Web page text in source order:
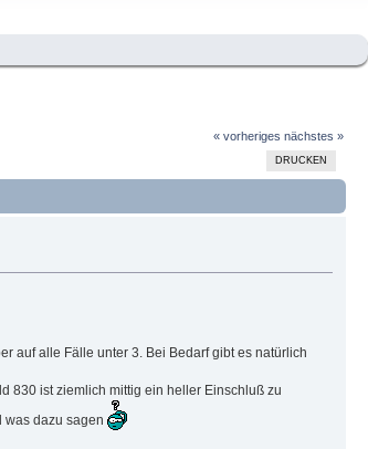
« vorheriges nächstes »
DRUCKEN
auf alle Fälle unter 3. Bei Bedarf gibt es natürlich
830 ist ziemlich mittig ein heller Einschluß zu
was dazu sagen